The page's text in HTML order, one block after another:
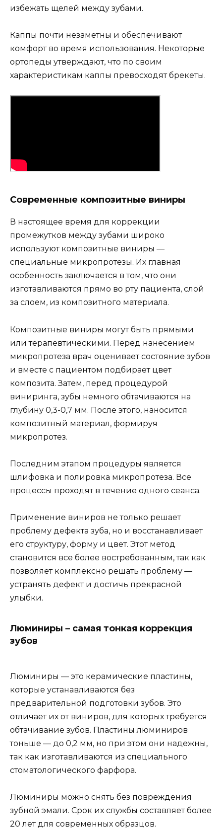
избежать щелей между зубами.
Каппы почти незаметны и обеспечивают
комфорт во время использования. Некоторые
ортопеды утверждают, что по своим
характеристикам каппы превосходят брекеты.
Современные композитные виниры
В настоящее время для коррекции
промежутков между зубами широко
используют композитные виниры —
специальные микропротезы. Их главная
особенность заключается в том, что они
изготавливаются прямо во рту пациента, слой
за слоем, из композитного материала.
Композитные виниры могут быть прямыми
или терапевтическими. Перед нанесением
микропротеза врач оценивает состояние зубов
и вместе с пациентом подбирает цвет
композита. Затем, перед процедурой
виниринга, зубы немного обтачиваются на
глубину 0,3-0,7 мм. После этого, наносится
композитный материал, формируя
микропротез.
Последним этапом процедуры является
шлифовка и полировка микропротеза. Все
процессы проходят в течение одного сеанса.
Применение виниров не только решает
проблему дефекта зуба, но и восстанавливает
его структуру, форму и цвет. Этот метод
становится все более востребованным, так как
позволяет комплексно решать проблему —
устранять дефект и достичь прекрасной
улыбки.
Люминиры – самая тонкая коррекция
зубов
Люминиры — это керамические пластины,
которые устанавливаются без
предварительной подготовки зубов. Это
отличает их от виниров, для которых требуется
обтачивание зубов. Пластины люминиров
тоньше — до 0,2 мм, но при этом они надежны,
так как изготавливаются из специального
стоматологического фарфора.
Люминиры можно снять без повреждения
зубной эмали. Срок их службы составляет более
20 лет для современных образцов.